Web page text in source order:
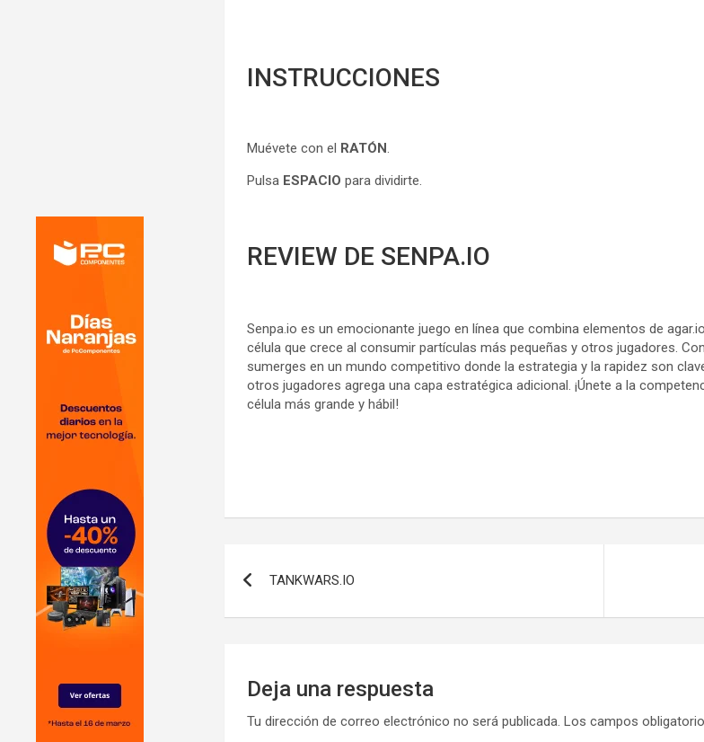
INSTRUCCIONES
Muévete con el RATÓN.
Pulsa ESPACIO para dividirte.
REVIEW DE SENPA.IO
Senpa.io es un emocionante juego en línea que combina elementos de
célula que crece al consumir partículas más pequeñas y otros jugadores.
sumerges en un mundo competitivo donde la estrategia y la rapidez son
otros jugadores agrega una capa estratégica adicional. ¡Únete a la
célula más grande y hábil!
de
TANKWARS.IO
Deja una respuesta
Tu dirección de correo electrónico no será publicada. Los campos